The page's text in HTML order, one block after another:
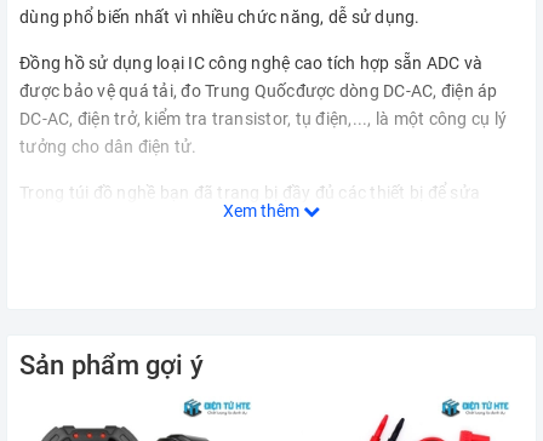
dùng phổ biến nhất vì nhiều chức năng, dễ sử dụng.
Đồng hồ sử dụng loại IC công nghệ cao tích hợp sẵn ADC và
được bảo vệ quá tải, đo Trung Quốcđược dòng DC-AC, điện áp
DC-AC, điện trở, kiểm tra transistor, tụ điện,..., là một công cụ lý
tưởng cho dân điện tử.
Trong túi đồ nghề bạn đã trang bị đầy đủ các thiết bị để sửa
Với thiết kế hiện đại, đồng hồ vạn năng
tiêu chí nhỏ gọn, bền bỉ và tiện lợi, cùng với các thông số hiển thị
khi đo có độ chính xác tuyệt đối.
Xem thêm
Sản phẩm gợi ý